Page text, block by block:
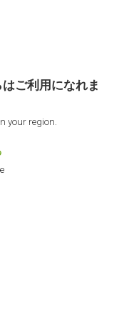
ご利用になれま
your region.